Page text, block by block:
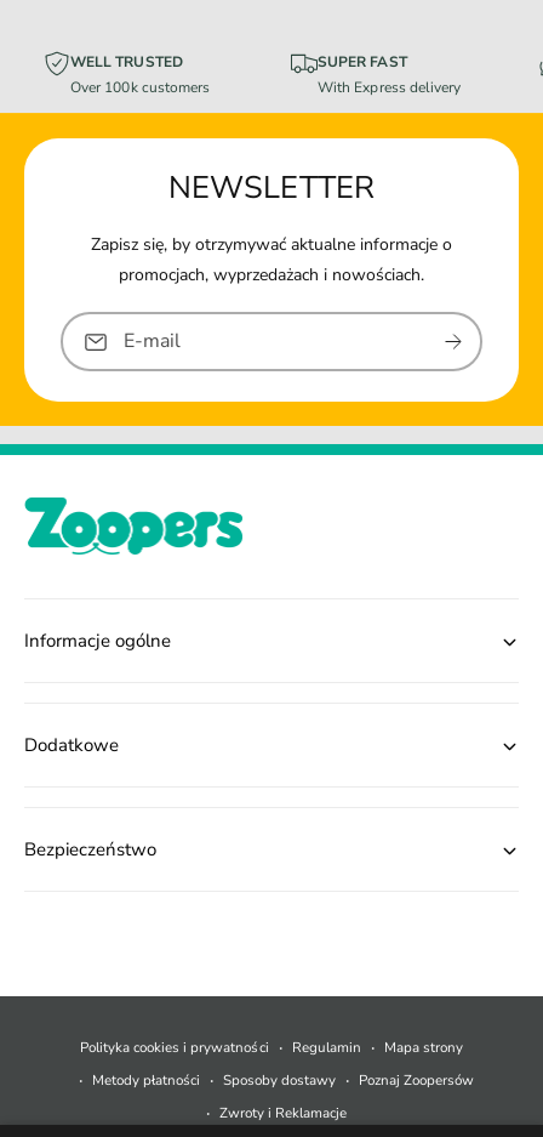
WELL TRUSTED
Over 100k customers
SUPER FAST
With Express delivery
NEWSLETTER
Zapisz się, by otrzymywać aktualne informacje o
promocjach, wyprzedażach i nowościach.
E-mail
Informacje ogólne
Dodatkowe
Bezpieczeństwo
e
Polityka cookies i prywatności Regulamin
Mapa strony
Metody płatności
Sposoby dostawy
Poznaj Zoopersów
Zwroty i Reklamacje